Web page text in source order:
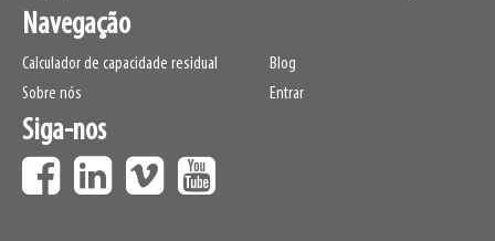
Navegação
Calculador de capacidade residual
Sobre nós
Blog
Entrar
Siga-nos